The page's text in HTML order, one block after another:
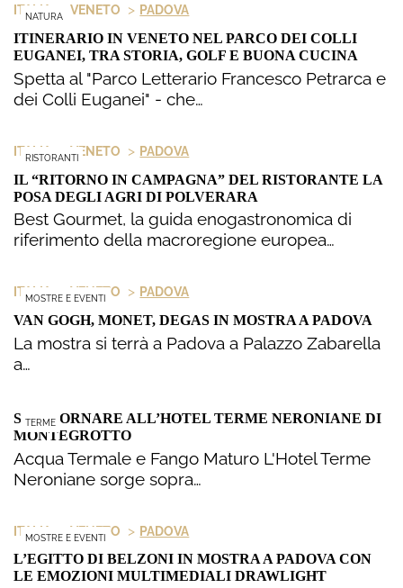
NATURA
ITALIA > VENETO > PADOVA
ITINERARIO IN VENETO NEL PARCO DEI COLLI
EUGANEI, TRA STORIA, GOLF E BUONA CUCINA
Spetta al "Parco Letterario Francesco Petrarca e
dei Colli Euganei" - che…
RISTORANTI
ITALIA > VENETO > PADOVA
IL “RITORNO IN CAMPAGNA” DEL RISTORANTE LA
POSA DEGLI AGRI DI POLVERARA
Best Gourmet, la guida enogastronomica di
riferimento della macroregione europea…
MOSTRE E EVENTI
ITALIA > VENETO > PADOVA
VAN GOGH, MONET, DEGAS IN MOSTRA A PADOVA
La mostra si terrà a Padova a Palazzo Zabarella
a…
TERME
SOGGIORNARE ALL’HOTEL TERME NERONIANE DI
MONTEGROTTO
Acqua Termale e Fango Maturo L'Hotel Terme
Neroniane sorge sopra…
MOSTRE E EVENTI
ITALIA > VENETO > PADOVA
L’EGITTO DI BELZONI IN MOSTRA A PADOVA CON
LE EMOZIONI MULTIMEDIALI DRAWLIGHT